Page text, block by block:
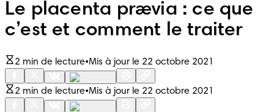
Le placenta prævia : ce que
c’est et comment le traiter
2 min de lecture•Mis à jour le 22 octobre 2021
2 min de lecture•Mis à jour le 22 octobre 2021